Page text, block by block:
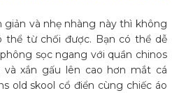
giản và nhẹ nhàng này thì không
thể từ chối được. Bạn có thể dễ
sọc ngang với quần chinos
xắn gấu lên cao hơn mắt cá
old skool cổ điển cùng chiếc áo